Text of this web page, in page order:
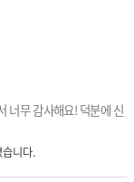
너무 감사해요! 덕분에 신
니다.